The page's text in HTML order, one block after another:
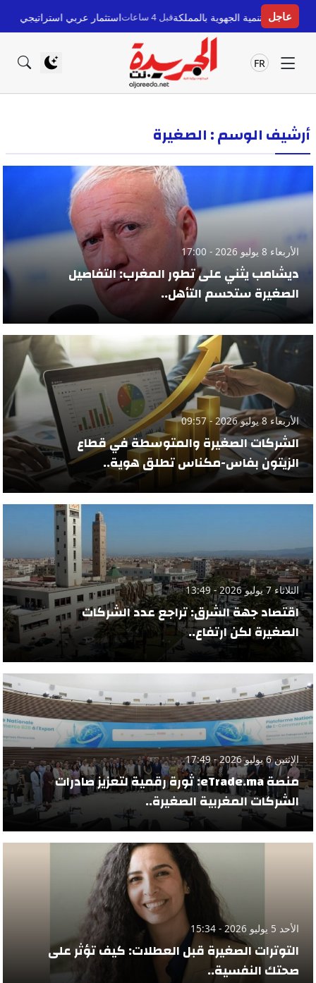
عاجل قبل 4 ساعات استثمار عربي استراتيجي في القطاع
FR
أرشيف الوسم : الصغيرة
الأربعاء 8 يوليو 2026 - 17:00
ديشامب يثني على تطور المغرب: التفاصيل
الصغيرة ستحسم التأهل..
الأربعاء 8 يوليو 2026 - 09:57
الشركات الصغيرة والمتوسطة في قطاع
الزيتون بفاس-مكناس تطلق هوية..
الثلاثاء 7 يوليو 2026 - 13:49
اقتصاد جهة الشرق: تراجع عدد الشركات
الصغيرة لكن ارتفاع..
الإثنين 6 يوليو 2026 - 17:49
منصة eTrade.ma: ثورة رقمية لتعزيز صادرات
الشركات المغربية الصغيرة..
الأحد 5 يوليو 2026 - 15:34
التوترات الصغيرة قبل العطلات: كيف تؤثر على
صحتك النفسية..